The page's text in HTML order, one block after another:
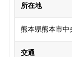
所在地
熊本県熊本市中
交通